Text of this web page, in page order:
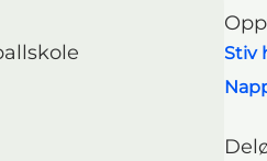
Stiv